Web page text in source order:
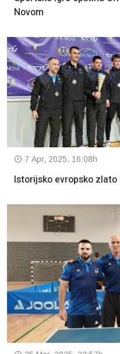
Novom
7 Apr, 2025. 16:08h
Istorijsko evropsko zlato